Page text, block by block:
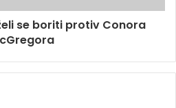
se boriti protiv Conora